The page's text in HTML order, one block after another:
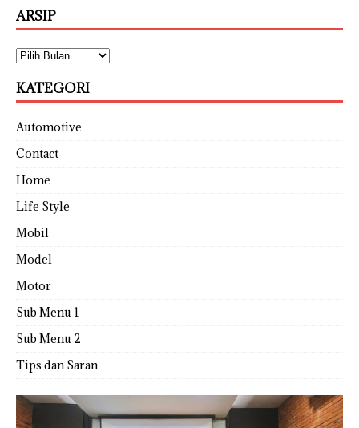
ARSIP
KATEGORI
Automotive
Contact
Home
Life Style
Mobil
Model
Motor
Sub Menu 1
Sub Menu 2
Tips dan Saran